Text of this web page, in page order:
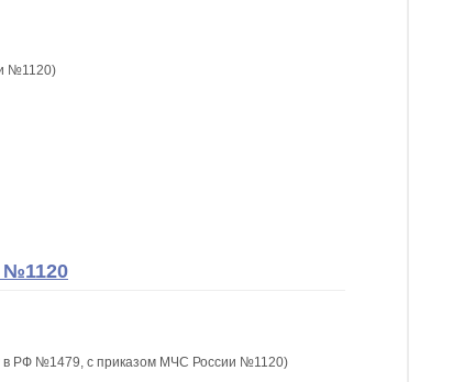
№1120)
№1120
в РФ №1479, с приказом МЧС России №1120)